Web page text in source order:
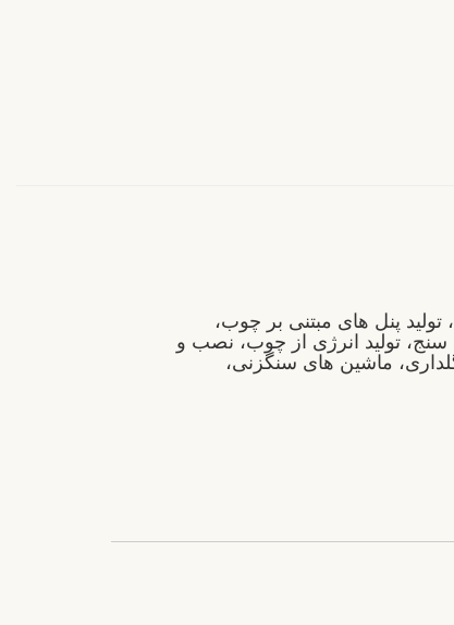
تولید پنل های مبتنی بر چوب،
سنج، تولید انرژی از چوب، نصب و
ماشین های سنگزنی،